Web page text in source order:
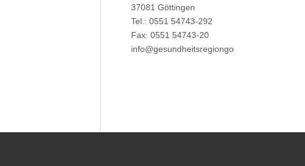
37081 Göttingen
Tel.: 0551 54743-292
Fax: 0551 54743-20
info@gesundheitsregiongoettingen.de